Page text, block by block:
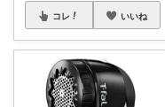
コレ いいね